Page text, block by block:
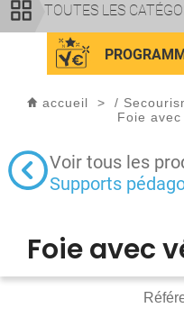
TOUTES LES
accueil > /
Foie
Voir tous les
Supports
Foie avec